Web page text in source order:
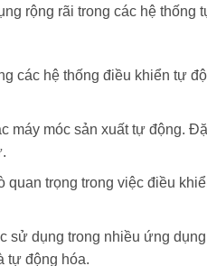
rộng rãi trong các hệ thống
các hệ thống điều khiển tự
máy móc sản xuất tự động.
quan trọng trong việc điều
sử dụng trong nhiều ứng
tự động hóa.